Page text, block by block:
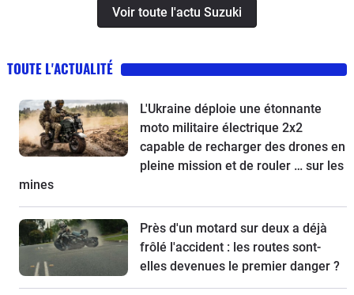
Voir toute l'actu Suzuki
TOUTE L'ACTUALITÉ
L'Ukraine déploie une étonnante
moto militaire électrique 2x2
capable de recharger des drones en
pleine mission et de rouler … sur les
mines
Près d'un motard sur deux a déjà
frôlé l'accident : les routes sont-
elles devenues le premier danger ?